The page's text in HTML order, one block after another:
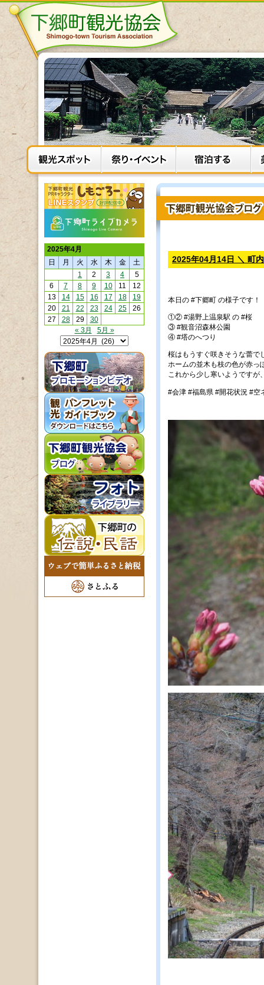
2025年04月14日 ＼ 町
本日の #下郷町 の様子です！
①② #湯野上温泉駅 の #桜
③ #観音沼森林公園
④ #塔のへつり
桜はもうすぐ咲きそうな蕾で
ホームの並木も枝の色が赤っ
これから少し寒いようですが
#会津 #福島県 #開花状況 #空
2025年4月
日
月 火 水 木 金
土
1
2 3 4
5
6
7 8 9 10 11
12
13
14 15 16 17 18
19
20
21 22 23 24 25
26
27
28 29
30
« 3月
5月 »